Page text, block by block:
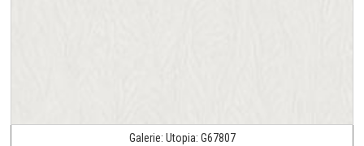
Galerie: Utopia: G67807